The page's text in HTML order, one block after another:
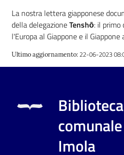
La nostra lettera giapponese
della delegazioneTenshō: il
l'Europa al Giappone e il Giappone
Ultimo aggiornamento: 22-06-2023
Biblioteca
Imola